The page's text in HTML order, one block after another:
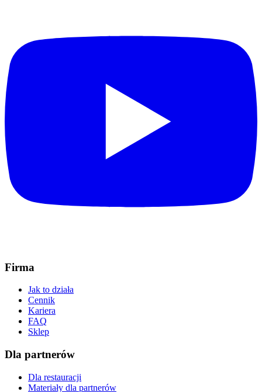
Firma
Jak to działa
Cennik
Kariera
FAQ
Sklep
Dla partnerów
Dla restauracji
Materiały dla partnerów